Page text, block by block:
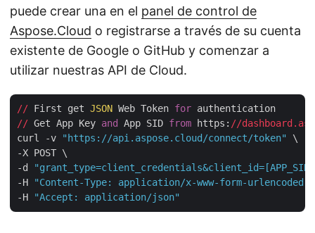
puede crear una en el panel de control de
Aspose.Cloud o registrarse a través de su cuenta
existente de Google o GitHub y comenzar a
utilizar nuestras API de Cloud.
// First get JSON Web Token for
// Get App Key and App SID from https: //
curl -v
"https://api.aspose.cloud/connect/token"
\
-X POST \
-d
-H
"Content-Type: application/x-www-form-urlencoded"
-H
"Accept: application/json"